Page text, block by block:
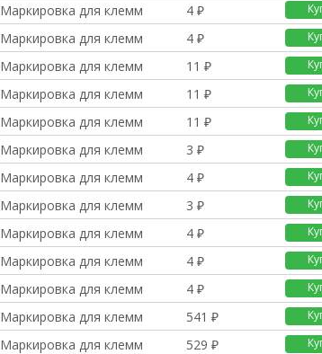
Маркировка для клемм 4 ₽
Маркировка для клемм 4 ₽
Маркировка для клемм 11 ₽
Маркировка для клемм 11 ₽
Маркировка для клемм 11 ₽
Маркировка для клемм 3 ₽
Маркировка для клемм 4 ₽
Маркировка для клемм 3 ₽
Маркировка для клемм 4 ₽
Маркировка для клемм 4 ₽
Маркировка для клемм 4 ₽
Маркировка для клемм 541 ₽
Маркировка для клемм 529 ₽